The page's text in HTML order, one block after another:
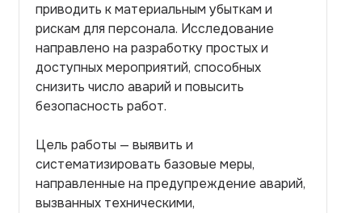
приводить к материальным убыткам и
рискам для персонала. Исследование
направлено на разработку простых и
доступных мероприятий, способных
снизить число аварий и повысить
безопасность работ.
Цель работы — выявить и
систематизировать базовые меры,
направленные на предупреждение аварий,
вызванных техническими,